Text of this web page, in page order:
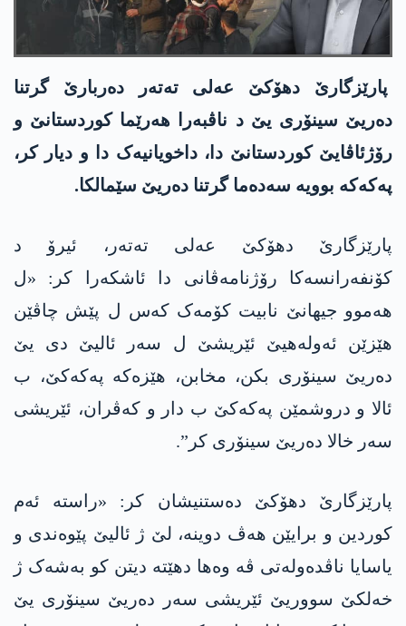
پارێزگارێ دھۆکێ عەلی تەتەر دەربارێ گرتنا
دەریێ سینۆری یێ د ناڤبەرا ھەرێما کوردستانێ و
رۆژئاڤایێ کوردستانێ دا، داخویانیەک دا و دیار کر،
پەکەکە بوویە سەدەما گرتنا دەریێ سێمالکا.
پارێزگارێ دھۆکێ عەلی تەتەر، ئیرۆ د
کۆنفەرانسەکا رۆژنامەڤانی دا ئاشکەرا کر: «ل
ھەموو جیھانێ نابیت کۆمەک کەس ل پێش چاڤێن
ھێزێن ئەولەھیێ ئێریشێ ل سەر ئالیێ دی یێ
دەریێ سینۆری بکن، مخابن، ھێزەکە پەکەکێ، ب
ئالا و دروشمێن پەکەکێ ب دار و کەڤران، ئێریشی
سەر خالا دەریێ سینۆری کر”.
پارێزگارێ دھۆکێ دەستنیشان کر: «راستە ئەم
کوردین و برایێن ھەڤ دوینە، لێ ژ ئالیێ پێوەندی و
یاسایا ناڤدەولەتی ڤە وەھا دهێتە دیتن کو بەشەک ژ
خەلکێ سووریێ ئێریشی سەر دەریێ سینۆری یێ